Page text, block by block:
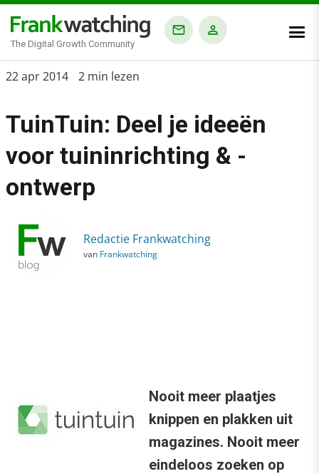
The Digital Growth Community
Home
Blog
Alle artikelen
›
22 apr 2014 2 min lezen
TuinTuin: Deel je ideeën
voor tuininrichting & -
ontwerp
Redactie Frankwatching
van Frankwatching
Nooit meer plaatjes
knippen en plakken uit
magazines. Nooit meer
eindeloos zoeken op